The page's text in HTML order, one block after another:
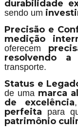
durabilidade
sendo um
Precisão e
medição
oferecem
resolvendo a
transporte.
Status e
de uma marca
de excelência
perfeita para
patrimônio